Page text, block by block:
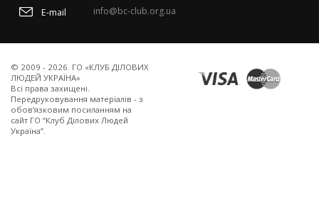
E-mail info@bc-club.org.ua
© 2009 - 2026. ГО «КЛУБ ДІЛОВИХ
ЛЮДЕЙ УКРАЇНА»
Всi права захищенi.
Передруковування матеріалів - з
обов’язковим посиланням на
сайт ГО “Клуб Ділових Людей
Україна”.